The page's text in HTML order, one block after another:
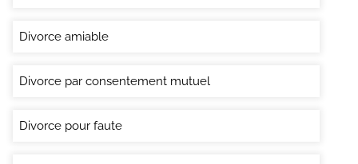
Divorce amiable
Divorce par consentement mutuel
Divorce pour faute